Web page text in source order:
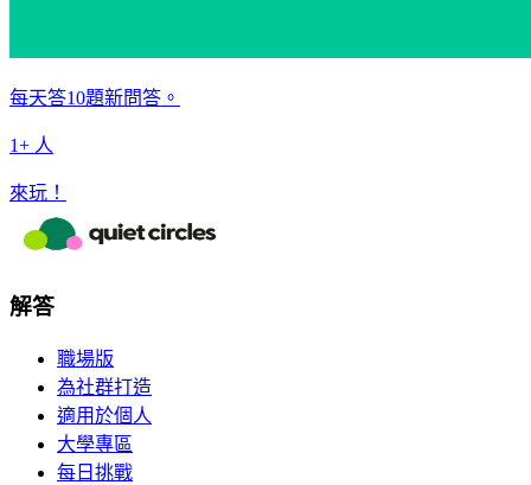
每天答10題新問答。
1+ 人
來玩！
解答
職場版
為社群打造
適用於個人
大學專區
每日挑戰